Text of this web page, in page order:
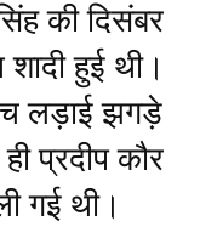
की दिसंबर
हुई थी।
लड़ाई झगड़े
प्रदीप कौर
गई थी।